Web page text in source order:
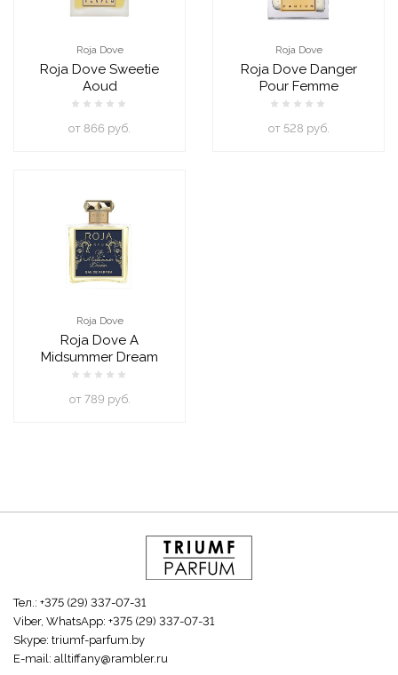
Roja Dove
Roja Dove Sweetie
Aoud
oт 866 руб.
Roja Dove
Roja Dove Danger
Pour Femme
oт 528 руб.
Roja Dove
Roja Dove A
Midsummer Dream
oт 789 руб.
Тел.: +375 (29) 337-07-31
Viber, WhatsApp: +375 (29) 337-07-31
Skype: triumf-parfum.by
E-mail: alltiffany@rambler.ru